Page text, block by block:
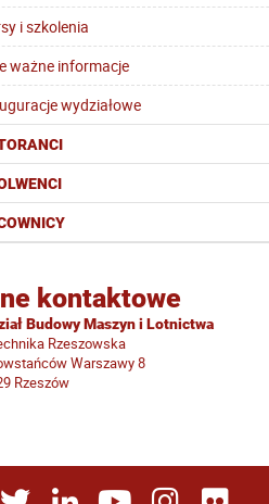
i szkolenia
ważne informacje
wydziałowe
kontaktowe
Budowy Maszyn i Lotnictwa
Rzeszowska
Warszawy 8
Rzeszów